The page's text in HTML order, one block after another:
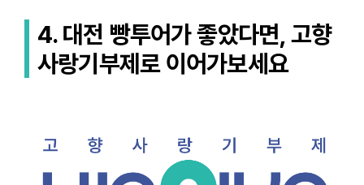
4. 대전 빵투어가 좋았다면, 고향
사랑기부제로 이어가보세요